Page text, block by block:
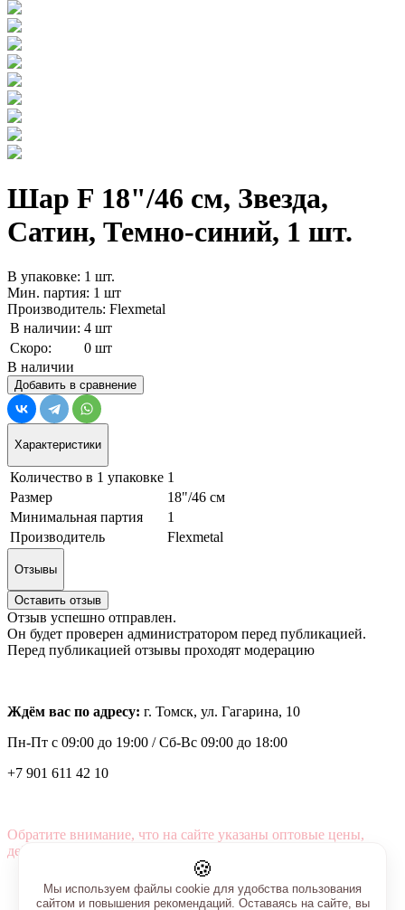
Шар F 18"/46 см, Звезда,
Сатин, Темно-синий, 1 шт.
В упаковке: 1 шт.
Мин. партия: 1 шт
Производитель: Flexmetal
В наличии: 4 шт
Скоро:
0 шт
В наличии
Добавить в сравнение
Характеристики
Количество в 1 упаковке 1
Размер
18"/46 см
Минимальная партия
1
Производитель
Flexmetal
Отзывы
Оставить отзыв
Отзыв успешно отправлен.
Он будет проверен администратором перед публикацией.
Перед публикацией отзывы проходят модерацию
Ждём вас по адресу: г. Томск, ул. Гагарина, 10
Пн-Пт с 09:00 до 19:00 /Сб-Вс 09:00 до 18:00
+7 901 611 42 10
Обратите внимание, что на сайте указаны оптовые цены,
действующие при первом заказе от 3000 рублей.
🍪
Мы используем файлы cookie для удобства пользования
сайтом и повышения рекомендаций. Оставаясь на сайте, вы